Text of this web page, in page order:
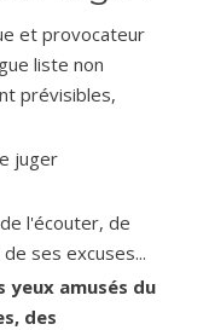
et provocateur
liste non
prévisibles,
juger
l'écouter, de
ses excuses...
yeux amusés du
des